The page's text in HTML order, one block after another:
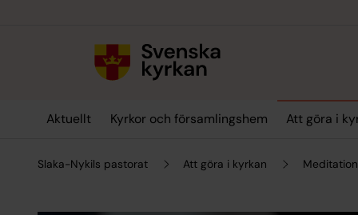
Aktuellt Kyrkor och församlingshem Att göra i
Slaka-Nykils pastorat Att göra i kyrkan Meditation